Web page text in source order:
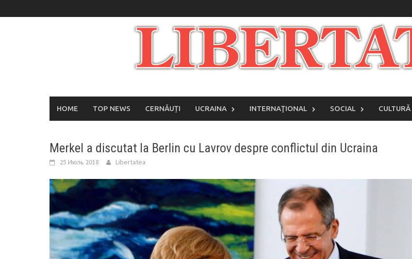
to
HOME TOP NEWS CERNĂUȚI UCRAINA INTERNAŢIONAL SOCIAL CULTURĂ
Merkel a discutat la Berlin cu Lavrov despre conflictul din Ucraina
25 Июль 2018 Libertatea